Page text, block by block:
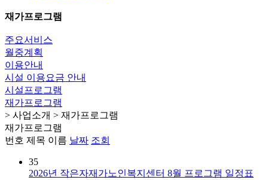
재가프로그램
주요서비스
월중계획
이용안내
시설 이용요금 안내
시설프로그램
재가프로그램
> 사업소개 > 재가프로그램
재가프로그램
번호 제목 이름 날짜 조회
35
2026년 작은자재가노인복지센터 8월 프로그램 일정표